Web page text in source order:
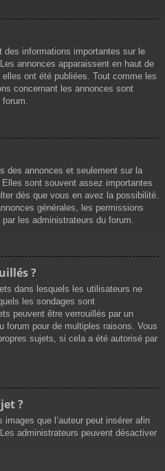
des informations importantes sur le
annonces apparaissent en haut de
ont été publiées. Tout comme les
concernant les annonces sont
forum.
des annonces et seulement sur la
sont souvent assez importantes
dès que vous en avez la possibilité.
générales, les permissions
les administrateurs du forum.
?
dans lesquels les utilisateurs ne
les sondages sont
peuvent être verrouillés par un
forum pour de multiples raisons. Vous
sujets, si cela a été autorisé par
?
images que l’auteur peut insérer afin
administrateurs peuvent désactiver